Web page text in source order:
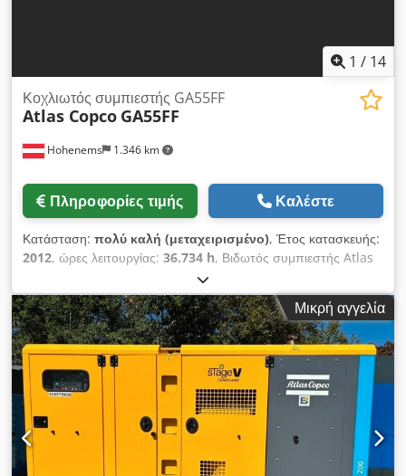
1 / 14
Hohenems 1.346 km
Κοχλιωτός συμπιεστής GA55FF
Atlas Copco GA55FF
Πληροφορίες τιμής Καλέστε
Κατάσταση: πολύ καλή (μεταχειρισμένο), Έτος κατασκευής:
2012, ώρες λειτουργίας: 36.734 h, Βιδωτός συμπιεστής Atlas
Copco GA55FF Ενσωματωμένο σύστημα ξήρανσης 55 kW 9,80
bar 8,87 m3/min Έτος κατασκευής: 2012 Csdpfxjzphrwe Af
Djrf Ώρες λειτουργίας: 36.734
Μικρή αγγελία